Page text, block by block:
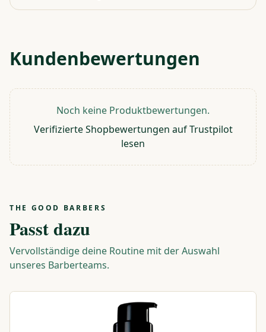
Kundenbewertungen
Noch keine Produktbewertungen.
Verifizierte Shopbewertungen auf Trustpilot
lesen
THE GOOD BARBERS
Passt dazu
Vervollständige deine Routine mit der Auswahl
unseres Barberteams.